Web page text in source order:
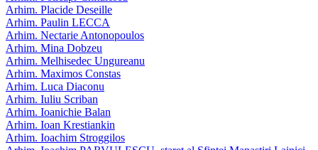
Arhim. Placide Deseille
Arhim. Paulin LECCA
Arhim. Nectarie Antonopoulos
Arhim. Mina Dobzeu
Arhim. Melhisedec Ungureanu
Arhim. Maximos Constas
Arhim. Luca Diaconu
Arhim. Iuliu Scriban
Arhim. Ioanichie Balan
Arhim. Ioan Krestiankin
Arhim. Ioachim Stroggilos